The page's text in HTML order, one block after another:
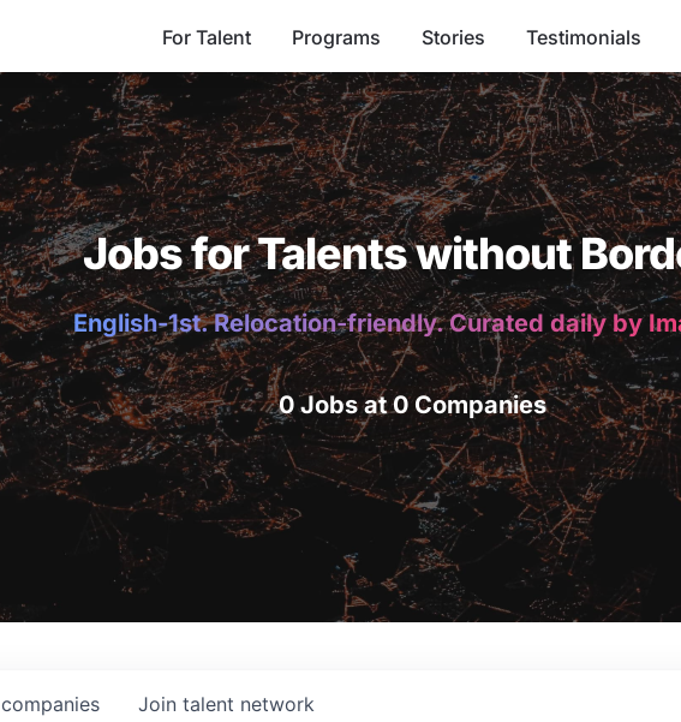
For Talent Programs Stories Testimonials
Jobs for Talents without
English-1st. Relocation-friendly. Curated daily by
0 Jobs at 0 Companies
companies Join talent network